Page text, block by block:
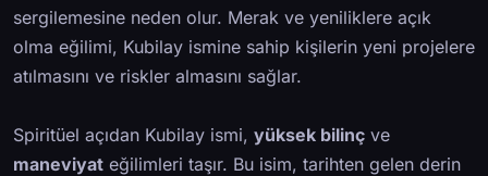
sergilemesine neden olur. Merak ve yeniliklere açık
olma eğilimi, Kubilay ismine sahip kişilerin yeni projelere
atılmasını ve riskler almasını sağlar.
Spiritüel açıdan Kubilay ismi, yüksek bilinç ve
maneviyat eğilimleri taşır. Bu isim, tarihten gelen derin